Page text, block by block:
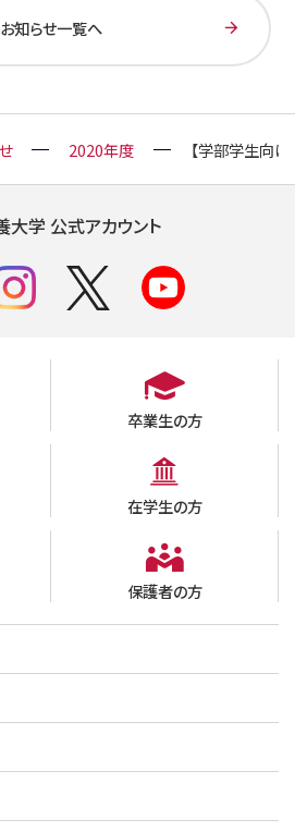
お知らせ一覧へ
2020年度 【学部学生向
大学 公式アカウント
卒業生の方
在学生の方
保護者の方